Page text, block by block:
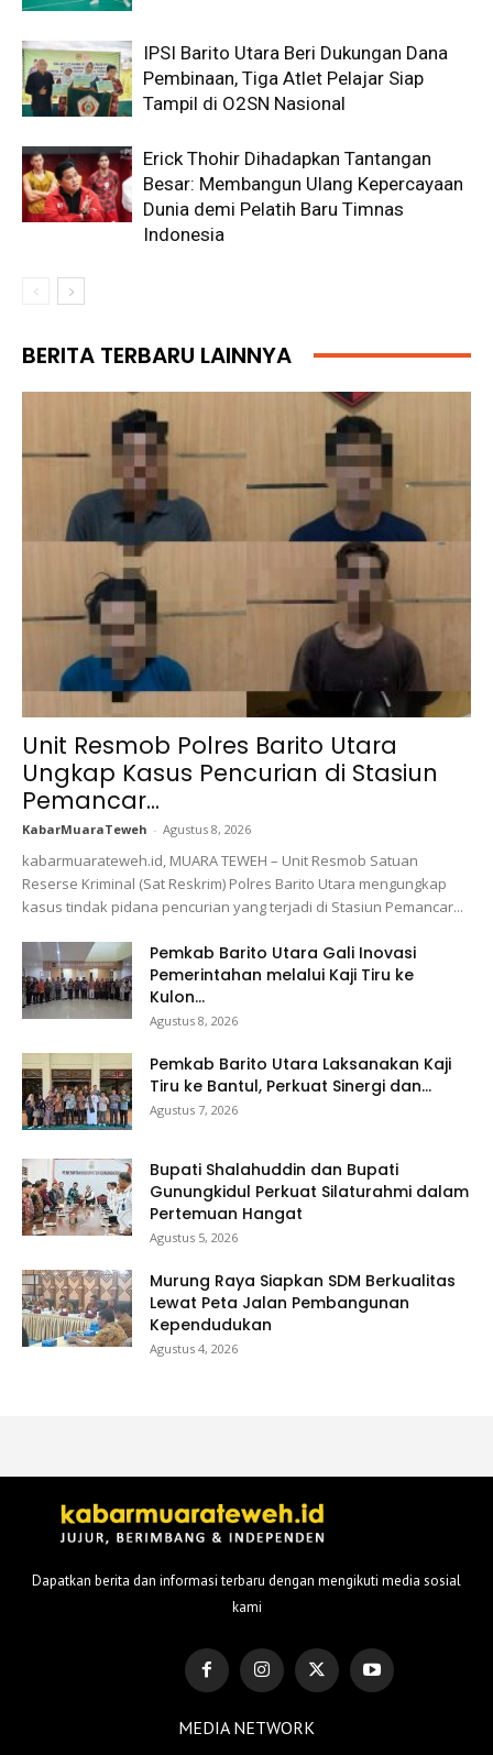
IPSI Barito Utara Beri Dukungan Dana
Pembinaan, Tiga Atlet Pelajar Siap
Tampil di O2SN Nasional
Erick Thohir Dihadapkan Tantangan
Besar: Membangun Ulang Kepercayaan
Dunia demi Pelatih Baru Timnas
Indonesia
BERITA TERBARU LAINNYA
Unit Resmob Polres Barito Utara
Ungkap Kasus Pencurian di Stasiun
Pemancar...
KabarMuaraTeweh - Agustus 8, 2026
kabarmuarateweh.id, MUARA TEWEH – Unit Resmob Satuan
Reserse Kriminal (Sat Reskrim) Polres Barito Utara mengungkap
kasus tindak pidana pencurian yang terjadi di Stasiun Pemancar...
Pemkab Barito Utara Gali Inovasi
Pemerintahan melalui Kaji Tiru ke
Kulon...
Agustus 8, 2026
Pemkab Barito Utara Laksanakan Kaji
Tiru ke Bantul, Perkuat Sinergi dan...
Agustus 7, 2026
Bupati Shalahuddin dan Bupati
Gunungkidul Perkuat Silaturahmi dalam
Pertemuan Hangat
Agustus 5, 2026
Murung Raya Siapkan SDM Berkualitas
Lewat Peta Jalan Pembangunan
Kependudukan
Agustus 4, 2026
Dapatkan berita dan informasi terbaru dengan mengikuti media sosial
kami
MEDIA NETWORK